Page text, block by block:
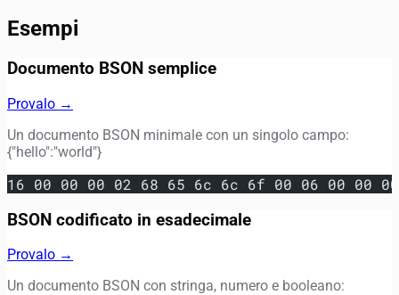
Esempi
Documento BSON semplice
Provalo →
Un documento BSON minimale con un singolo campo:
{"hello":"world"}
16 00 00 00 02 68 65 6c 6c 6f 00 06 00 00
BSON codificato in esadecimale
Provalo →
Un documento BSON con stringa, numero e booleano: